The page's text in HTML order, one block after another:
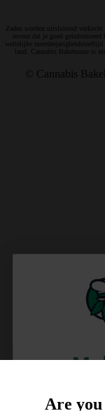
Are you
Zaden worden uitsluitend
ervoor dat je goed
wettelijke
land. Cannabis Bakehouse is
© Cannabis